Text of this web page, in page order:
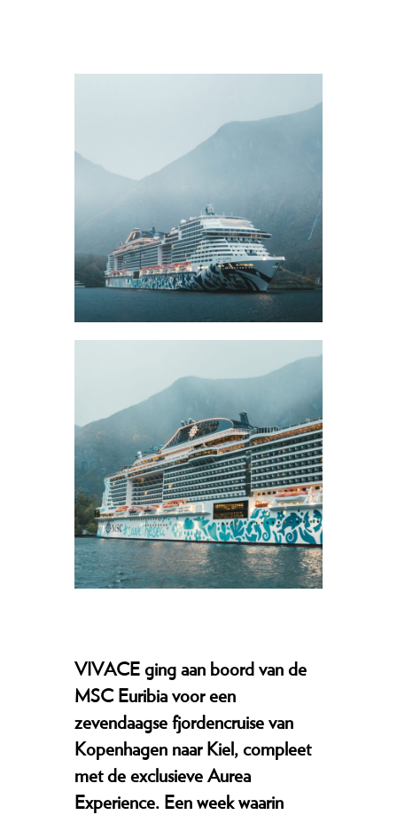
VIVACE ging aan boord van de
MSC Euribia voor een
zevendaagse fjordencruise van
Kopenhagen naar Kiel, compleet
met de exclusieve Aurea
Experience. Een week waarin